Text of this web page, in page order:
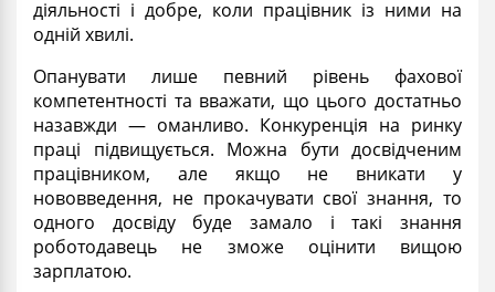
діяльності і добре, коли працівник із ними на
одній хвилі.
Опанувати лише певний рівень фахової
компетентності та вважати, що цього достатньо
назавжди — оманливо. Конкуренція на ринку
праці підвищується. Можна бути досвідченим
працівником, але якщо не вникати у
нововведення, не прокачувати свої знання, то
одного досвіду буде замало і такі знання
роботодавець не зможе оцінити вищою
зарплатою.